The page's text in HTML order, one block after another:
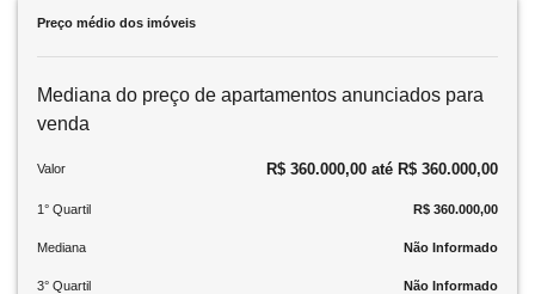
Preço médio dos imóveis
Mediana do preço de apartamentos anunciados para
venda
Valor R$ 360.000,00 até R$ 360.000,00
1° Quartil R$ 360.000,00
Mediana Não Informado
3° Quartil Não Informado